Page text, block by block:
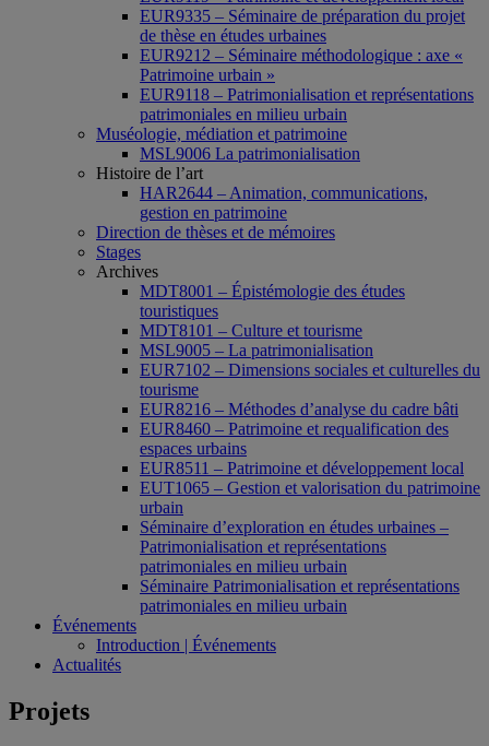
EUR9335 – Séminaire de préparation du projet
de thèse en études urbaines
EUR9212 – Séminaire méthodologique : axe «
Patrimoine urbain »
EUR9118 – Patrimonialisation et représentations
patrimoniales en milieu urbain
Muséologie, médiation et patrimoine
MSL9006 La patrimonialisation
Histoire de l’art
HAR2644 – Animation, communications,
gestion en patrimoine
Direction de thèses et de mémoires
Stages
Archives
MDT8001 – Épistémologie des études
touristiques
MDT8101 – Culture et tourisme
MSL9005 – La patrimonialisation
EUR7102 – Dimensions sociales et culturelles du
tourisme
EUR8216 – Méthodes d’analyse du cadre bâti
EUR8460 – Patrimoine et requalification des
espaces urbains
EUR8511 – Patrimoine et développement local
EUT1065 – Gestion et valorisation du patrimoine
urbain
Séminaire d’exploration en études urbaines –
Patrimonialisation et représentations
patrimoniales en milieu urbain
Séminaire Patrimonialisation et représentations
patrimoniales en milieu urbain
Événements
Introduction | Événements
Actualités
Projets